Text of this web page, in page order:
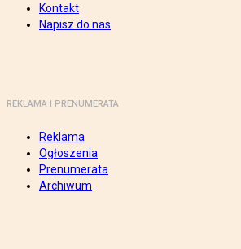
Kontakt
Napisz do nas
REKLAMA I PRENUMERATA
Reklama
Ogłoszenia
Prenumerata
Archiwum